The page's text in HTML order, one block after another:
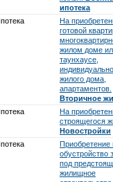
ипотека
На
готовой
жилом доме
таунхаусе,
жилого дома,
апартаментов.
Вторичное
На
строящегося
Новостройки
Приобретение
обустройство
под
жилищное